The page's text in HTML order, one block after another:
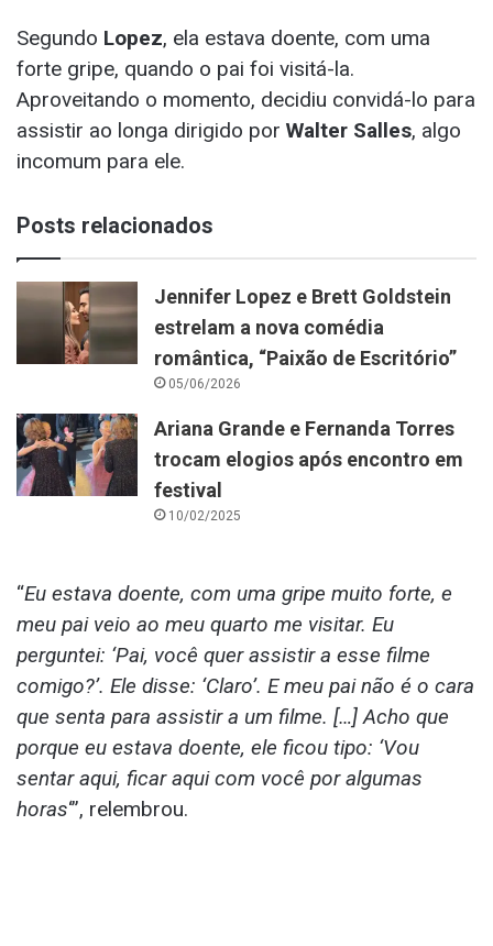
Segundo Lopez, ela estava doente, com uma
forte gripe, quando o pai foi visitá-la.
Aproveitando o momento, decidiu convidá-lo para
assistir ao longa dirigido por Walter Salles, algo
incomum para ele.
Posts relacionados
Jennifer Lopez e Brett Goldstein
estrelam a nova comédia
romântica, “Paixão de Escritório”
05/06/2026
Ariana Grande e Fernanda Torres
trocam elogios após encontro em
festival
10/02/2025
“Eu estava doente, com uma gripe muito forte, e
meu pai veio ao meu quarto me visitar. Eu
perguntei: ‘Pai, você quer assistir a esse filme
comigo?’. Ele disse: ‘Claro’. E meu pai não é o cara
que senta para assistir a um filme. […] Acho que
porque eu estava doente, ele ficou tipo: ‘Vou
sentar aqui, ficar aqui com você por algumas
horas‘”, relembrou.